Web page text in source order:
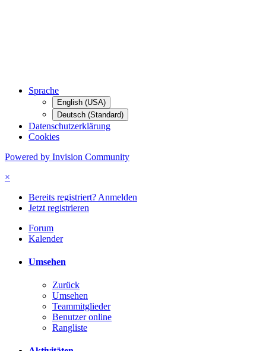
Sprache
English (USA)
Deutsch (Standard)
Datenschutzerklärung
Cookies
Powered by Invision Community
×
Bereits registriert? Anmelden
Jetzt registrieren
Forum
Kalender
Umsehen
Zurück
Umsehen
Teammitglieder
Benutzer online
Rangliste